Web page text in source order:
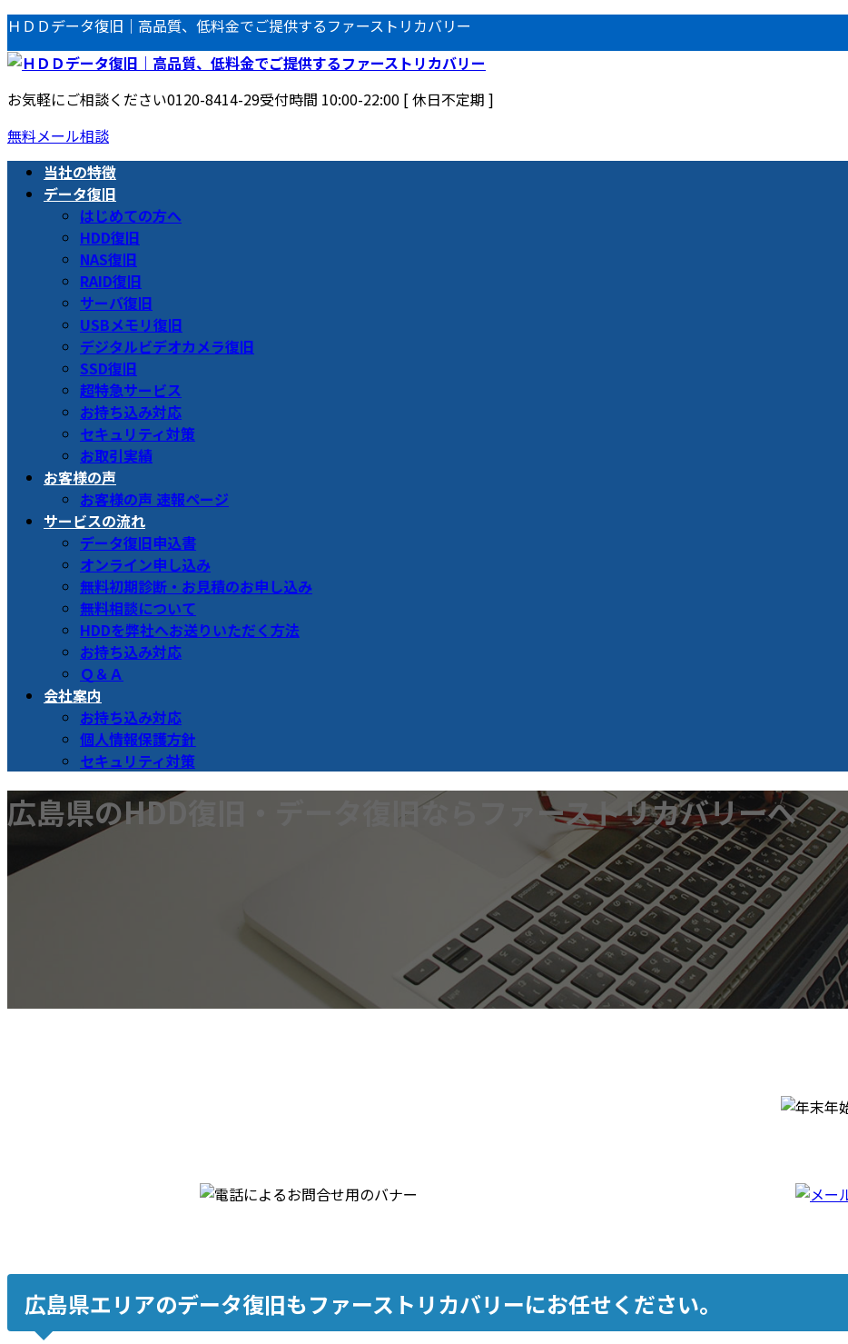
コ
ン
テ
ン
ツ
へ
ス
ナ
ビ
ゲ
ー
シ
ョ
ン
ＨＤＤデータ復旧｜高品質、低料金でご提供するファーストリカバリー
お気軽にご相談ください0120-8414-29受付時間 10:00-22:00 [ 休日不定期 ]
無料メール相談
当社の特徴
データ復旧
はじめての方へ
HDD復旧
NAS復旧
RAID復旧
サーバ復旧
USBメモリ復旧
デジタルビデオカメラ復旧
SSD復旧
超特急サービス
お持ち込み対応
セキュリティ対策
お取引実績
お客様の声
お客様の声 速報ページ
サービスの流れ
データ復旧申込書
オンライン申し込み
無料初期診断・お見積のお申し込み
無料相談について
HDDを弊社へお送りいただく方法
お持ち込み対応
Ｑ＆Ａ
会社案内
お持ち込み対応
個人情報保護方針
セキュリティ対策
広島県のHDD復旧・データ復旧ならファーストリカバリーへ
広島県エリアのデータ復旧もファーストリカバリーにお任せください。